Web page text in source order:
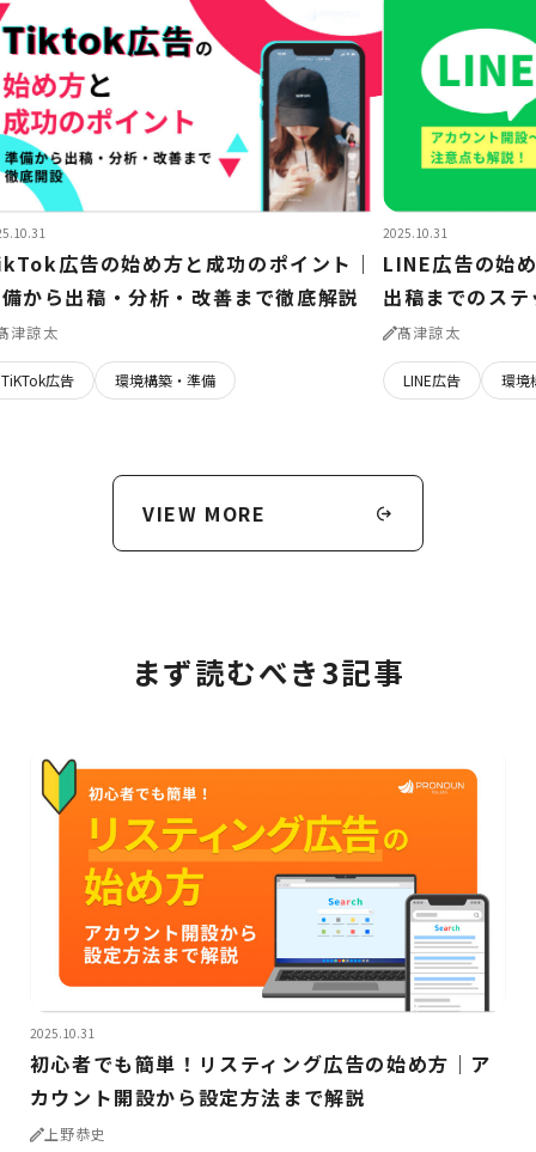
広告の始め方と成功のポイント｜
から出稿・分析・改善まで徹底解説
津諒太
TiKTok広告 環境構築・準備
2025.10.31
LINE広告の始
出稿までのス
髙津諒太
LINE広告 環境
VIEW MORE
まず読むべき3記事
2025.10.31
初心者でも簡単！リスティング広告の始め方｜ア
カウント開設から設定方法まで解説
上野恭史